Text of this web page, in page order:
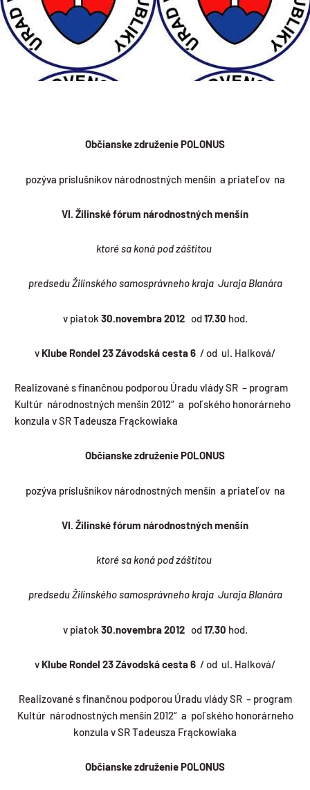
Občianske združenie POLONUS
pozýva príslušníkov národnostných menšín a priateľov na
VI. Žilinskéfórum národnostných menšín
ktoré sa koná pod záštitou
predsedu Žilinského samosprávneho kraja Juraja Blanára
v piatok 30.novembra 2012 od17.30 hod.
v Klube Rondel 23Závodská cesta 6 / od ul. Halková/
Realizované s finančnou podporou Úradu vlády SR – program
Kultúr národnostných menšín 2012“ a poľského honorárneho
konzula v SR Tadeusza Frąckowiaka
Občianske združenie POLONUS
pozýva príslušníkov národnostných menšín a priateľov na
VI. Žilinskéfórum národnostných menšín
ktoré sa koná pod záštitou
predsedu Žilinského samosprávneho kraja Juraja Blanára
v piatok 30.novembra 2012 od17.30 hod.
v Klube Rondel 23Závodská cesta 6 / od ul. Halková/
Realizované s finančnou podporou Úradu vlády SR – program
Kultúr národnostných menšín 2012“ a poľského honorárneho
konzula v SR Tadeusza Frąckowiaka
Občianske združenie POLONUS